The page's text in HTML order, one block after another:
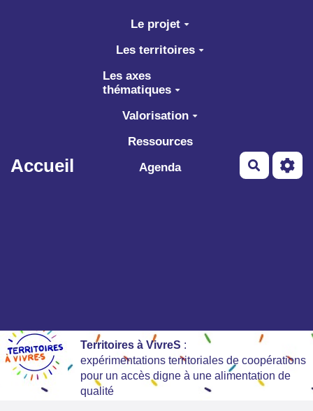
Aller au contenu principal
Accueil
Le projet
Les territoires
Les axes
thématiques
Valorisation
Ressources
Agenda
Territoires à VivreS :
expérimentations territoriales de coopérations
pour un accès digne à une alimentation de
qualité